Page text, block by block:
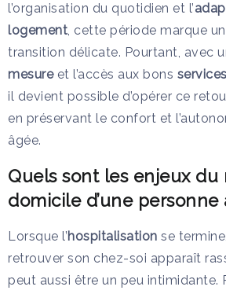
l’organisation du quotidien et l’
logement, cette période marque
transition délicate. Pourtant, avec
mesureet l’accès aux bons
il devient possible d’opérer ce
en préservant le confort et
âgée.
Quels sont les enjeux du
domicile d’une personne
Lorsque l’hospitalisation se
retrouver son chez-soi apparaît
peut aussi être un peu intimidante.